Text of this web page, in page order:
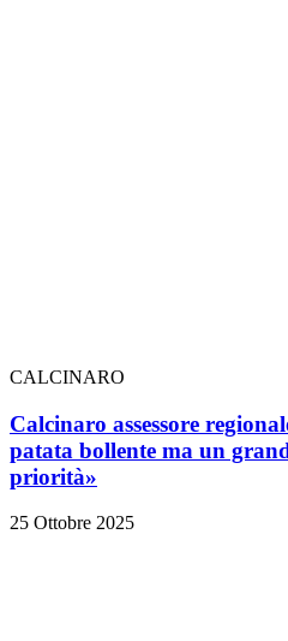
CALCINARO
Calcinaro assessore
patata bollente ma un
priorità»
25 Ottobre 2025